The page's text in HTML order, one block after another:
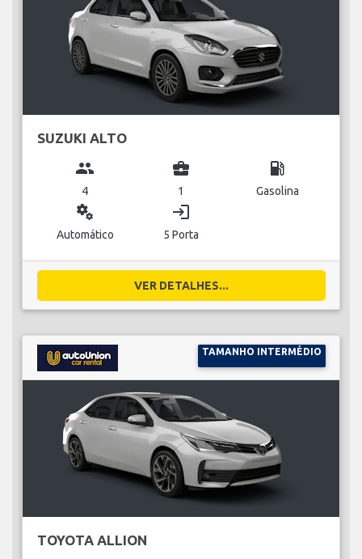
SUZUKI ALTO
group
4
business_center
1
local_gas_station
Gasolina
miscellaneous_services
Automático
login
5 Porta
VER DETALHES...
TAMANHO INTERMÉDIO
TOYOTA ALLION